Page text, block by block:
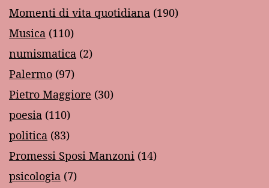
Momenti di vita quotidiana (190)
Musica (110)
numismatica (2)
Palermo (97)
Pietro Maggiore (30)
poesia (110)
politica (83)
Promessi Sposi Manzoni (14)
psicologia (7)